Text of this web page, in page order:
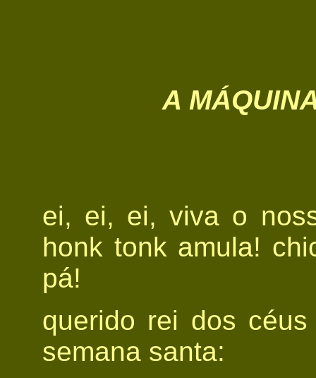
A
ei, ei, ei, viva o
honk tonk amula!
pá!
querido rei dos
semana santa: